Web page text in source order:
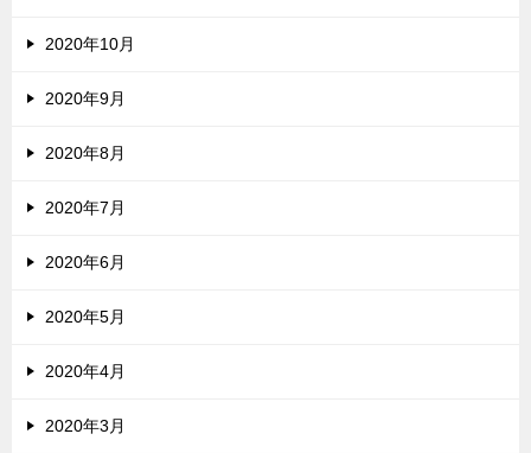
2020年10月
2020年9月
2020年8月
2020年7月
2020年6月
2020年5月
2020年4月
2020年3月